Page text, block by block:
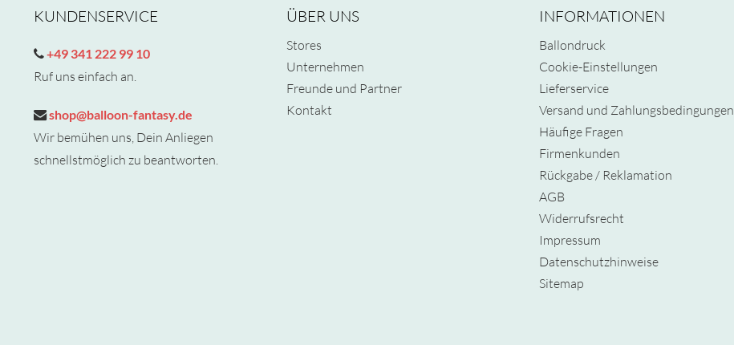
KUNDENSERVICE
+49 341 222 99 10
Ruf uns einfach an.
shop@balloon-fantasy.de
Wir bemühen uns, Dein Anliegen
schnellstmöglich zu beantworten.
ÜBER UNS
Stores
Unternehmen
Freunde und Partner
Kontakt
INFORMATIONEN
Ballondruck
Cookie-Einstellungen
Lieferservice
Versand und Zahlungsbedingungen
Häufige Fragen
Firmenkunden
Rückgabe / Reklamation
AGB
Widerrufsrecht
Impressum
Datenschutzhinweise
Sitemap